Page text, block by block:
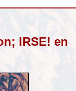
IRSE! en